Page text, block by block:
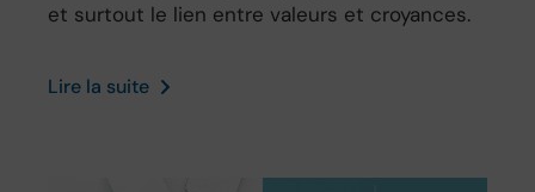
et surtout le lien entre valeurs et croyances.
Lire la suite